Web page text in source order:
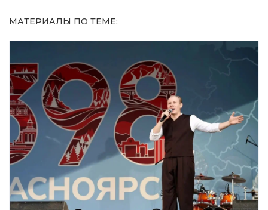
МАТЕРИАЛЫ ПО ТЕМЕ: